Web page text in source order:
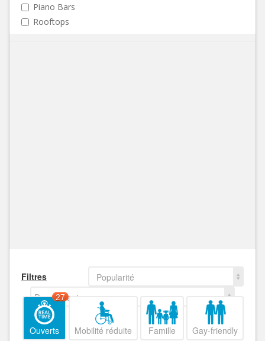
Piano Bars
Rooftops
Filtres
Popularité
Decroissant
Ouverts
27
Mobilité réduite Famille Gay-friendly